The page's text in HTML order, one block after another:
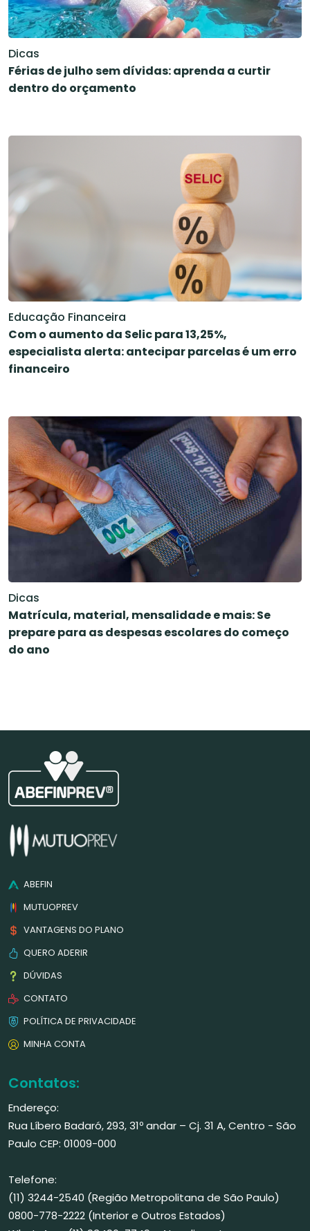
Dicas
Férias de julho sem dívidas: aprenda a curtir
dentro do orçamento
Educação Financeira
Com o aumento da Selic para 13,25%,
especialista alerta: antecipar parcelas é um erro
financeiro
Dicas
Matrícula, material, mensalidade e mais: Se
prepare para as despesas escolares do começo
do ano
ABEFIN
MUTUOPREV
VANTAGENS DO PLANO
QUERO ADERIR
DÚVIDAS
CONTATO
POLÍTICA DE PRIVACIDADE
MINHA CONTA
Contatos:
Endereço:
Rua Líbero Badaró, 293, 31º andar – Cj. 31 A, Centro - São
Paulo CEP: 01009-000
Telefone:
(11) 3244-2540 (Região Metropolitana de São Paulo)
0800-778-2222 (Interior e Outros Estados)